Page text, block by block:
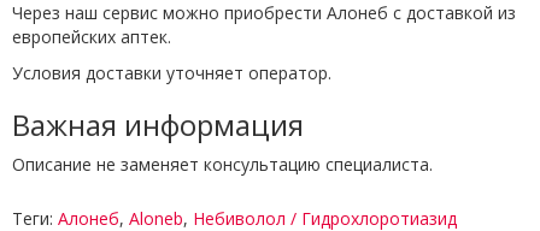
Через наш сервис можно приобрести Алонеб с доставкой из
европейских аптек.
Условия доставки уточняет оператор.
Важная информация
Описание не заменяет консультацию специалиста.
Теги: Алонеб, Aloneb, Небиволол / Гидрохлоротиазид